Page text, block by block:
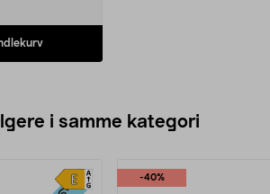
i samme kategori
-40%